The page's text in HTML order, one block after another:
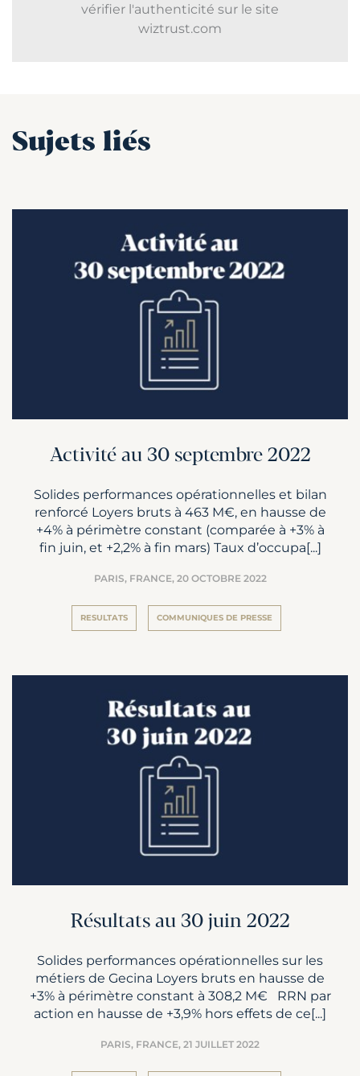
vérifier l'authenticité sur le site
wiztrust.com
Sujets liés
Activité au 30 septembre 2022
Solides performances opérationnelles et bilan
renforcé Loyers bruts à 463 M€, en hausse de
+4% à périmètre constant (comparée à +3% à
fin juin, et +2,2% à fin mars) Taux d’occupa[...]
PARIS, FRANCE, 20 OCTOBRE 2022
RESULTATS COMMUNIQUES DE PRESSE
Résultats au 30 juin 2022
Solides performances opérationnelles sur les
métiers de Gecina Loyers bruts en hausse de
+3% à périmètre constant à 308,2 M€ RRN par
action en hausse de +3,9% hors effets de ce[...]
PARIS, FRANCE, 21 JUILLET 2022